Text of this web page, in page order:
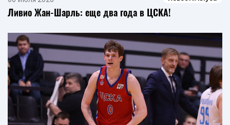
Ливио Жан-Шарль: еще два года в ЦСКА!